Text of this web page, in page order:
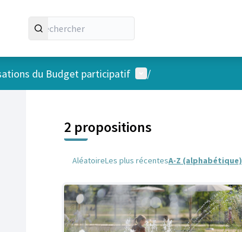
du Budget participatif Menu utilisateur
/
2 propositions
AléatoireLes plus récentesA-Z (alphabétique)